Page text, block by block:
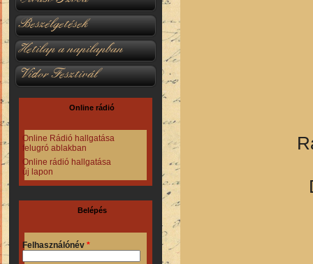
Beszélgetések
Hetilap a napilapban
Vidor Fesztivál
Online rádió
Online Rádió hallgatása
felugró ablakban
Online rádió hallgatása
új lapon
Belépés
Felhasználónév *